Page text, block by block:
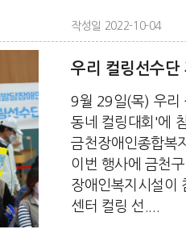
작성일 2022-10-04
우리 컬링선수단
9월 29일(목) 우리
동네 컬링대회'에
금천장애인종합복
이번 행사에 금천
장애인복지시설이
센터 컬링 선....